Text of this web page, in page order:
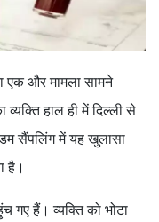
एक और मामला सामने
हाल ही में दिल्ली से
सैंपलिंग में यह खुलासा
है।
गए हैं। व्यक्ति को भोटा